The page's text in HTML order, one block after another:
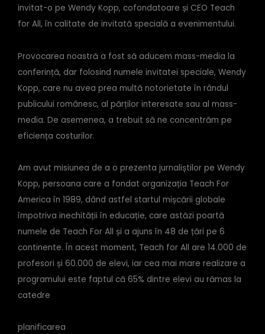
invitat-o pe Wendy Kopp, cofondatoare și CEO Teach
for All, în calitate de invitată specială a evenimentului.
Provocarea noastră a fost să aducem mass-media la
conferință, dar folosind numele invitatei speciale, Wendy
Kopp, care nu avea prea multă notorietate în rândul
publicului românesc, al părților interesate sau al mass-
media. De asemenea, a trebuit să ne concentrăm pe
eficiența costurilor.
Am avut misiunea de a o prezenta jurnaliștilor pe Wendy
Kopp, persoana care a fondat organizația Teach For
America în 1989, dând astfel startul mișcării globale
împotriva inechității în educație, care astăzi poartă
numele de Teach For All și a ajuns în 48 de țări pe 6
continente. În acest moment, Teach for All are 14.000 de
profesori și 60.000 de elevi, iar cea mai mare realizare a
programului este faptul că 65% dintre elevi au rămas la
catedre
planificarea